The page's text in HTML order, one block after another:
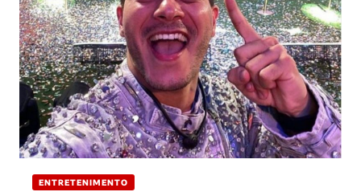
ENTRETENIMENTO